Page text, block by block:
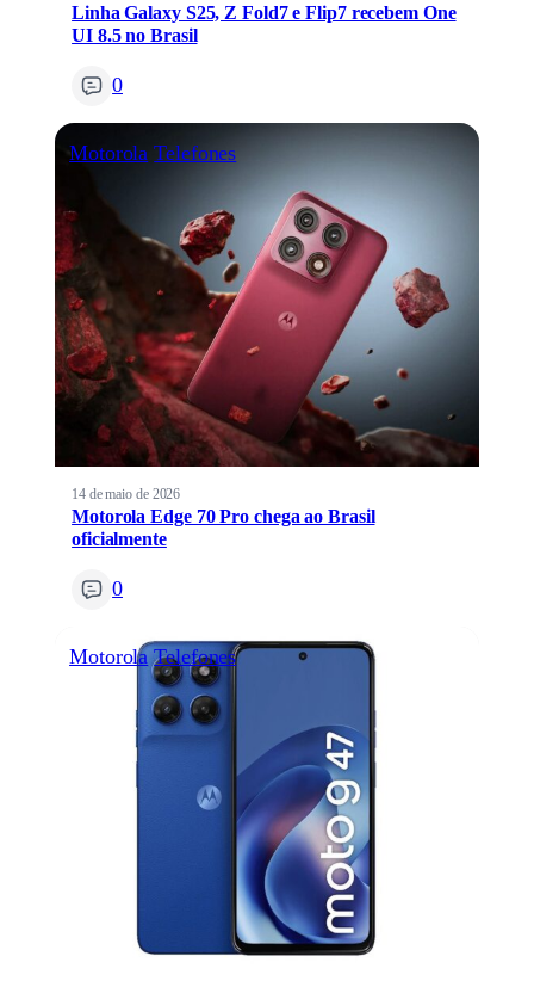
Linha Galaxy S25, Z Fold7 e Flip7 recebem One
UI 8.5 no Brasil
0
Motorola Telefones
14 de maio de 2026
Motorola Edge 70 Pro chega ao Brasil
oficialmente
0
Motorola Telefones